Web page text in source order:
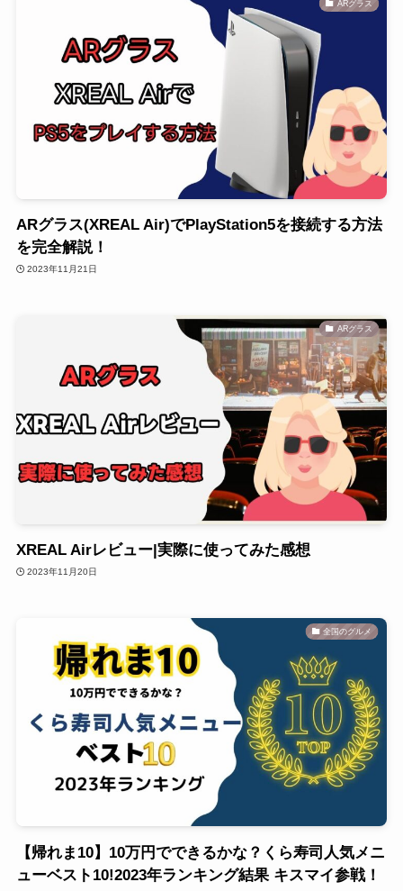
ARグラス
ARグラス(XREAL Air)でPlayStation5を接続する方法
を完全解説！
2023年11月21日
ARグラス
XREAL Airレビュー|実際に使ってみた感想
2023年11月20日
全国のグルメ
【帰れま10】10万円でできるかな？くら寿司人気メニ
ューベスト10!2023年ランキング結果 キスマイ参戦！